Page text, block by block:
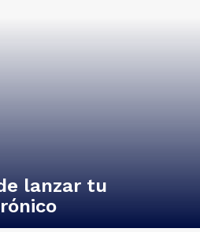
lanzar tu